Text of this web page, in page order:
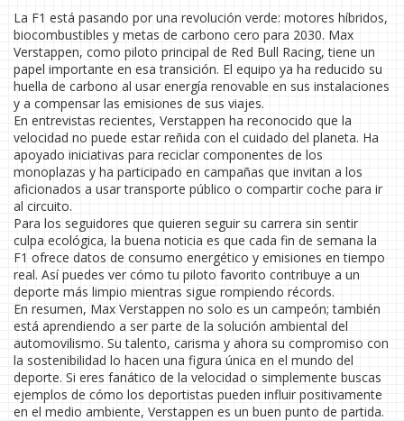
La F1 está pasando por una revolución verde: motores híbridos,
biocombustibles y metas de carbono cero para 2030. Max
Verstappen, como piloto principal de Red Bull Racing, tiene un
papel importante en esa transición. El equipo ya ha reducido su
huella de carbono al usar energía renovable en sus instalaciones
y a compensar las emisiones de sus viajes.
En entrevistas recientes, Verstappen ha reconocido que la
velocidad no puede estar reñida con el cuidado del planeta. Ha
apoyado iniciativas para reciclar componentes de los
monoplazas y ha participado en campañas que invitan a los
aficionados a usar transporte público o compartir coche para ir
al circuito.
Para los seguidores que quieren seguir su carrera sin sentir
culpa ecológica, la buena noticia es que cada fin de semana la
F1 ofrece datos de consumo energético y emisiones en tiempo
real. Así puedes ver cómo tu piloto favorito contribuye a un
deporte más limpio mientras sigue rompiendo récords.
En resumen, Max Verstappen no solo es un campeón; también
está aprendiendo a ser parte de la solución ambiental del
automovilismo. Su talento, carisma y ahora su compromiso con
la sostenibilidad lo hacen una figura única en el mundo del
deporte. Si eres fanático de la velocidad o simplemente buscas
ejemplos de cómo los deportistas pueden influir positivamente
en el medio ambiente, Verstappen es un buen punto de partida.